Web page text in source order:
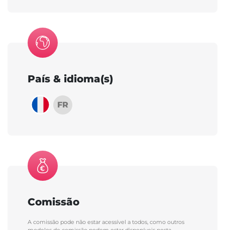
País & idioma(s)
FR
Comissão
A comissão pode não estar acessível a todos, como outros